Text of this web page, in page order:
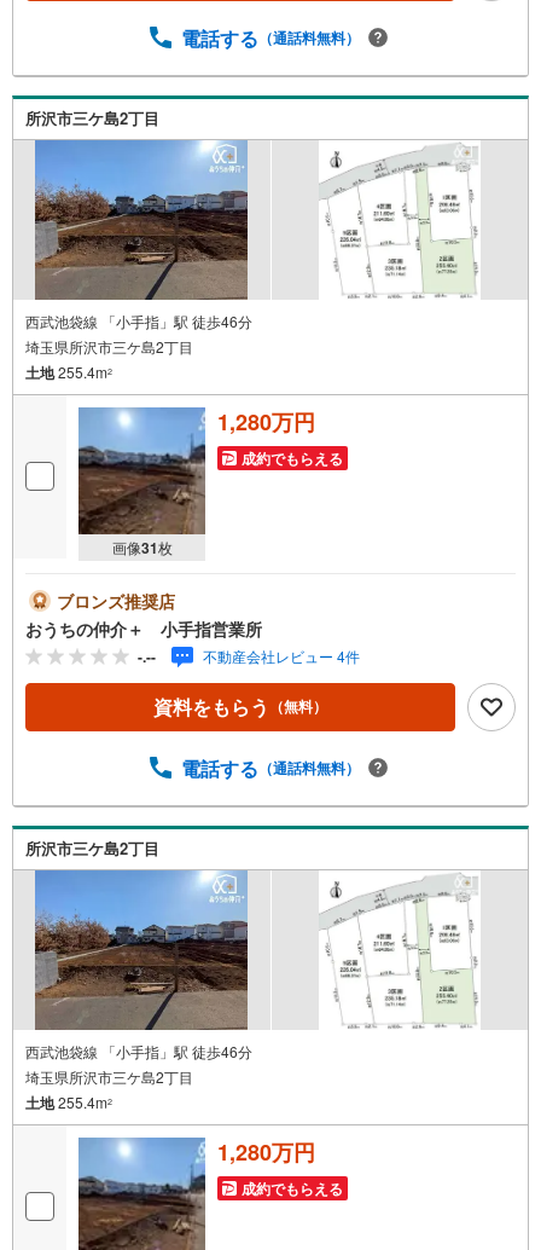
て、リフォームや注文建築についてご相談頂けます4.年中
～19:00 この時間はお電話でのお問合わせがスムーズです
5.お子様連れでおこしくださいキッズスペース、授乳室、
オムツ替えベッド、アンパンマンジュースをご用意してお
ります。ご見学ご希望の方は、右上の“室内・現地を見学す
る（無料）をボタンからご予約ください。
電話する （通話料無料）
所沢市三ケ島2丁目
西武池袋線 「小手指」駅 徒歩46分
埼玉県所沢市三ケ島2丁目
土地255.4m2
画像31枚
1,280万円
成約でもらえる
ブロンズ推奨店
おうちの仲介＋ 小手指営業所
-.-- 不動産会社レビュー 4件
資料をもらう （無料）
電話する （通話料無料）
所沢市三ケ島2丁目
西武池袋線 「小手指」駅 徒歩46分
埼玉県所沢市三ケ島2丁目
土地255.4m2
1,280万円
成約でもらえる